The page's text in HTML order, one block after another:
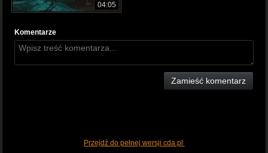
04:05
Komentarze
Zamieść komentarz
Przejdź do pełnej wersji cda.pl